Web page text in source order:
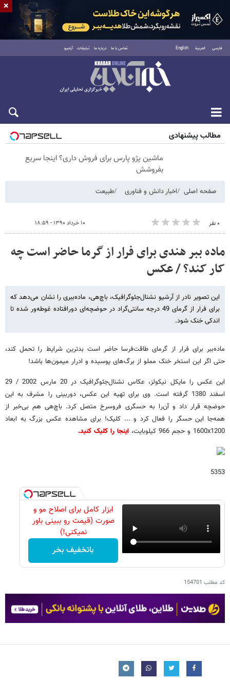
فارسی العربية English تماس با ما درباره ما تبلیغات آرشیو
جمعه ۱۶ مرداد ۱۴۰۵
مطالب پیشنهادی
ماشین پژو پارس برای فروش داری؟ اینجا سریع
بفروشش
صفحه اصلی اخبار دانش و فناوری طبیعت
۰ نفر ۱۰ خرداد ۱۳۹۰ - ۱۸:۵۹
ماده ببر هندی برای فرار از گرما حاضر است چه
کار کند؟ / عکس
این تصویر نادر از آرشیو نشنال‌جئوگرافیک، باچ‌هی، ماده‌ببری را نشان می‌دهد که
برای فرار از گرمای 49 درجه سانتی‌گراد در حوضچه‌ای دورافتاده غوطه‌ور شده تا
اندکی خنک شود.
ماده‌ببر برای فرار از گرمای طاقت‌فرسا حاضر است بدترین شرایط را تحمل کند،
حتی اگر این استخر خنک مملو از برگ‌های پوسیده و ادرار میمون‌ها باشد!
این عکس را مایکل نیکولز، عکاس نشنال‌جئوگرافیک در 20 مارس 2002 / 29
اسفند 1380 گرفته است. وی برای تهیه این عکس، دوربینی را مشرف به این
حوضچه قرار داد و آن‌را به حسگری فروسرخ متصل کرد. باچ‌هی هم بی‌خبر از
همه‌جا این حسگر را فعال کرد و ... کلیک! برای مشاهده عکس بزرگ به ابعاد
1600x1200 و حجم 966 کیلوبایت،
اینجا را کلیک کنید.
5353
ابزار کامل برای اصلاح مو و
صورت (قیمت رو ببینی باور
نمیکنی!)
باتخفیف بخر
کد مطلب 154701
×